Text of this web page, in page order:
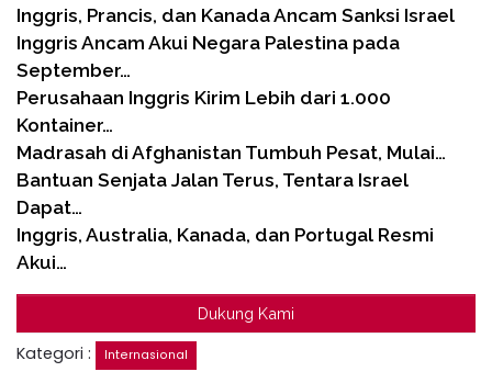
Inggris, Prancis, dan Kanada Ancam Sanksi Israel
Inggris Ancam Akui Negara Palestina pada
September…
Perusahaan Inggris Kirim Lebih dari 1.000
Kontainer…
Madrasah di Afghanistan Tumbuh Pesat, Mulai…
Bantuan Senjata Jalan Terus, Tentara Israel
Dapat…
Inggris, Australia, Kanada, dan Portugal Resmi
Akui…
Dukung Kami
Kategori : Internasional